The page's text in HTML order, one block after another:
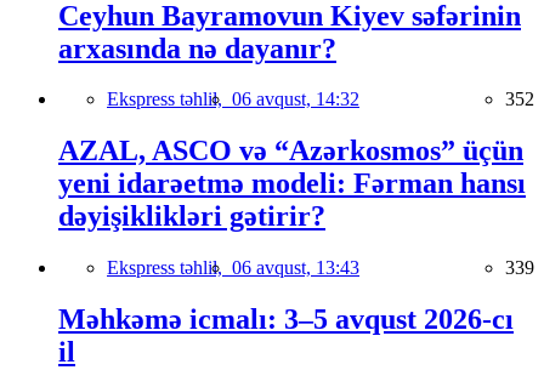
Ceyhun Bayramovun Kiyev səfərinin
arxasında nə dayanır?
Ekspress təhlil, 06 avqust, 14:32 352
AZAL, ASCO və “Azərkosmos” üçün
yeni idarəetmə modeli: Fərman hansı
dəyişiklikləri gətirir?
Ekspress təhlil, 06 avqust, 13:43 339
Məhkəmə icmalı: 3–5 avqust 2026-cı
il